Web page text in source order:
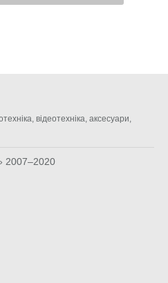
відеотехніка, аксесуари,
2007–2020